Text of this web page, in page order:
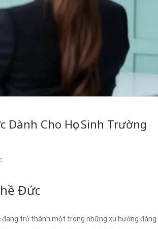
Dành Cho Học Sinh Trường
Đức
đang trở thành một trong những xu hướng đáng